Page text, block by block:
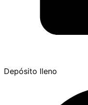
Depósito lleno